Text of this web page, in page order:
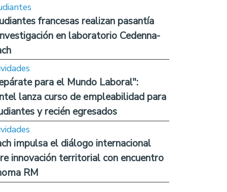
francesas realizan pasantía
en laboratorio Cedenna-
para el Mundo Laboral":
lanza curso de empleabilidad para
y recién egresados
impulsa el diálogo internacional
innovación territorial con encuentro
RM